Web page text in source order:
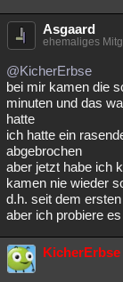
Asgaard
ehemaliges
@KicherErbse
bei mir kamen die
minuten und das
hatte
ich hatte ein
abgebrochen
aber jetzt habe ich
kamen nie wieder
d.h. seit dem
aber ich probiere
KicherErbse